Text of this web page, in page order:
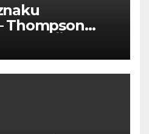
Thompson